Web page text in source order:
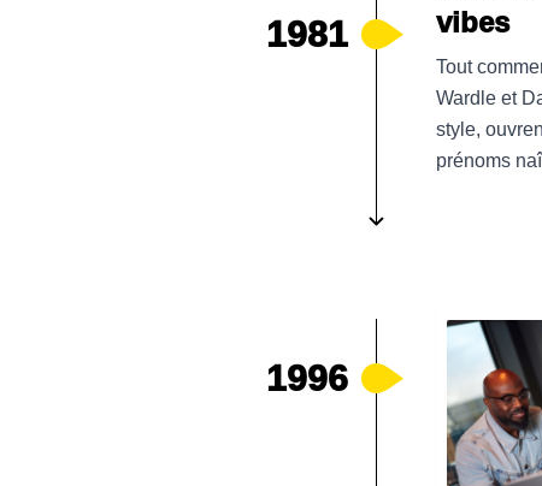
1981
vibes
Tout
Wardle et
style,
prénoms
1996